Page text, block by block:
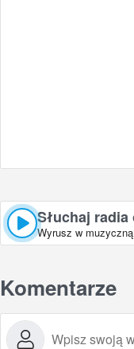
Słuchaj
Wyrusz w
Komentarze